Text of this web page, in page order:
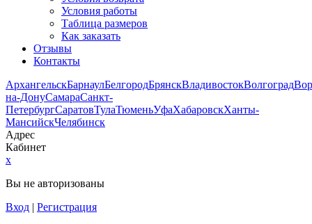
Условия работы
Таблица размеров
Как заказать
Отзывы
Контакты
АрхангельскБарнаулБелгородБрянскВладивостокВолгоград
на-ДонуСамараСанкт-
ПетербургСаратовТулаТюменьУфаХабаровскХанты-
МансийскЧелябинск
Адрес
Кабинет
x
Вы не авторизованы
Вход | Регистрация